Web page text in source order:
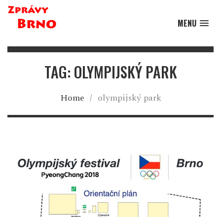
MENU
TAG: OLYMPIJSKÝ PARK
Home / olympijský park